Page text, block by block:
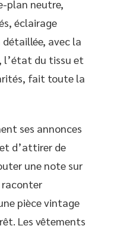
plan neutre,
éclairage
avec la
l’état du tissu et
fait toute la
ses annonces
d’attirer de
une note sur
pièce vintage
Les vêtements